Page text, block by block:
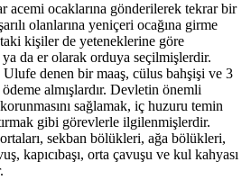
acemi ocaklarına gönderilerek tekrar bir
olanlarına yeniçeri ocağına girme
kişiler de yeteneklerine göre
ya da er olarak orduya seçilmişlerdir.
Ulufe denen bir maaş, cülus bahşişi ve 3
almışlardır. Devletin önemli
sağlamak, iç huzuru temin
gibi görevlerle ilgilenmişlerdir.
sekban bölükleri, ağa bölükleri,
kapıcıbaşı, orta çavuşu ve kul kahyası